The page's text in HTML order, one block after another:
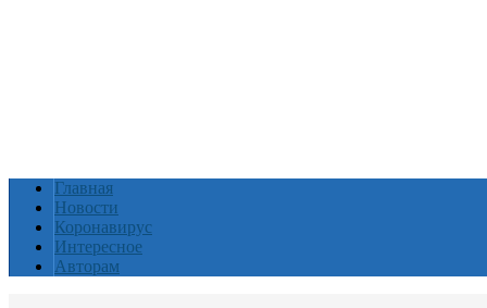
Главная
Новости
Коронавирус
Интересное
Авторам